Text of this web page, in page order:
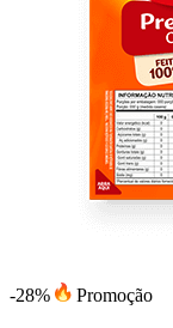
-28% Promoção